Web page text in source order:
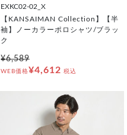
EXKC02-02_X
【KANSAIMAN Collection】【半
袖】ノーカラーポロシャツ/ブラッ
ク
¥6,589
WEB価格¥4,612 税込